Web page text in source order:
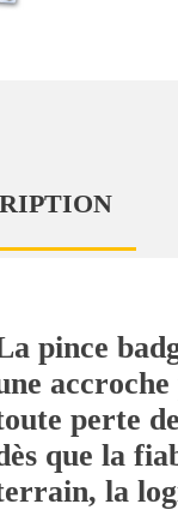
pince
perte
que la
la